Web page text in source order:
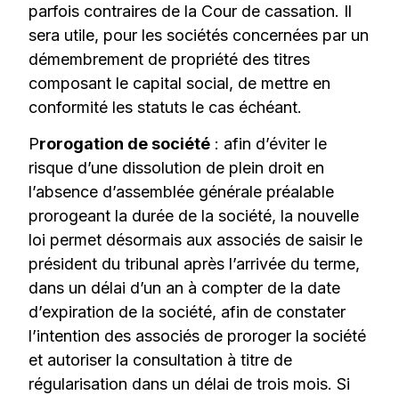
parfois contraires de la Cour de cassation. Il
sera utile, pour les sociétés concernées par un
démembrement de propriété des titres
composant le capital social, de mettre en
conformité les statuts le cas échéant.
Prorogation de société : afin d’éviter le
risque d’une dissolution de plein droit en
l’absence d’assemblée générale préalable
prorogeant la durée de la société, la nouvelle
loi permet désormais aux associés de saisir le
président du tribunal après l’arrivée du terme,
dans un délai d’un an à compter de la date
d’expiration de la société, afin de constater
l’intention des associés de proroger la société
et autoriser la consultation à titre de
régularisation dans un délai de trois mois. Si